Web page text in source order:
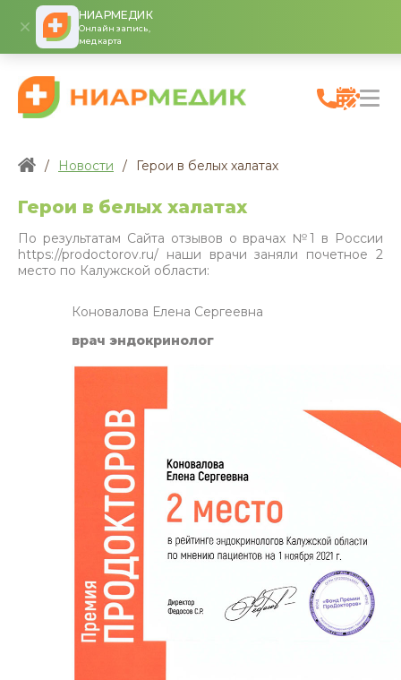
НИАРМЕДИК
Онлайн запись,
медкарта
/ Новости / Герои в белых халатах
Герои в белых халатах
По результатам Сайта отзывов о врачах №1 в России
https://prodoctorov.ru/ наши врачи заняли почетное 2
место по Калужской области:
Коновалова Елена Сергеевна
врач эндокринолог